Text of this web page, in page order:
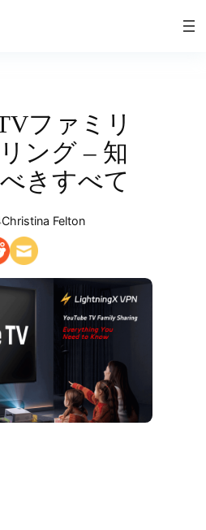
ファミリ
ング – 知
きすべて
Christina Felton